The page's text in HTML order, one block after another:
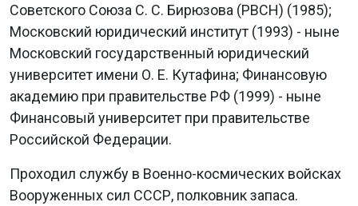
Советского Союза С. С. Бирюзова (РВСН) (1985);
Московский юридический институт (1993) - ныне
Московский государственный юридический
университет имени О. Е. Кутафина; Финансовую
академию при правительстве РФ (1999) - ныне
Финансовый университет при правительстве
Российской Федерации.
Проходил службу в Военно-космических войсках
Вооруженных сил СССР, полковник запаса.